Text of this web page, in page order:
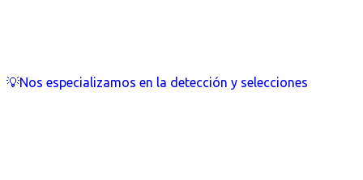
💡Nos especializamos en la detección y selecciones